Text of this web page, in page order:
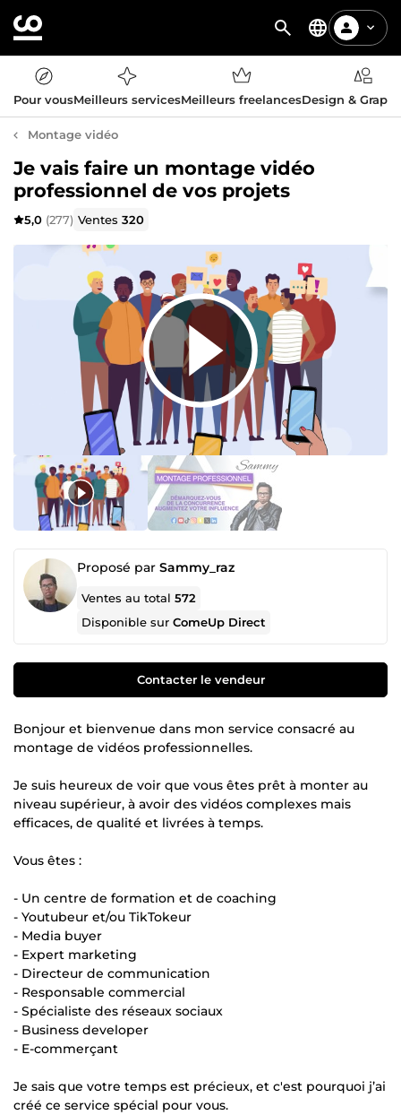
Pour vousMeilleurs servicesMeilleurs freelancesDesign &
Montage vidéo
Je vais faire un montage vidéo
professionnel de vos projets
5,0 (277) Ventes320
Proposé par Sammy_raz
Ventes au total572
Disponible surComeUp Direct
Contacter le vendeur
Bonjour et bienvenue dans mon service consacré au
montage de vidéos professionnelles.
Je suis heureux de voir que vous êtes prêt à monter au
niveau supérieur, à avoir des vidéos complexes mais
efficaces, de qualité et livrées à temps.
Vous êtes :
- Un centre de formation et de coaching
- Youtubeur et/ou TikTokeur
- Media buyer
- Expert marketing
- Directeur de communication
- Responsable commercial
- Spécialiste des réseaux sociaux
- Business developer
- E-commerçant
Je sais que votre temps est précieux, et c'est pourquoi j’ai
créé ce service spécial pour vous.